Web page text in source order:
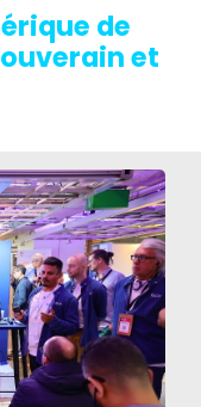
de
et